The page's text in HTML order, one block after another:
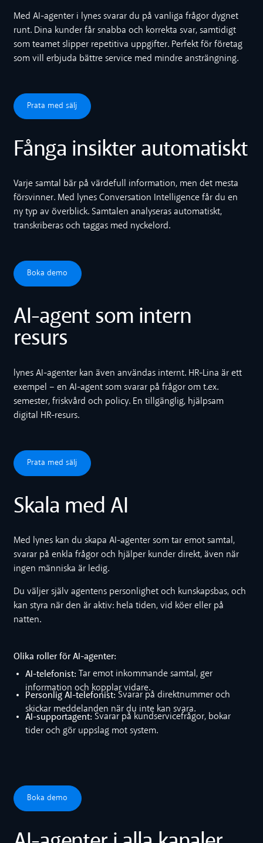
Med AI-agenter i lynes svarar du på vanliga frågor dygnet
runt. Dina kunder får snabba och korrekta svar, samtidigt
som teamet slipper repetitiva uppgifter. Perfekt för företag
som vill erbjuda bättre service med mindre ansträngning.
Prata med sälj
Prata med sälj
Fånga insikter automatiskt
Varje samtal bär på värdefull information, men det mesta
försvinner. Med lynes Conversation Intelligence får du en
ny typ av överblick. Samtalen analyseras automatiskt,
transkriberas och taggas med nyckelord.
Boka demo
Boka demo
AI-agent som intern
resurs
lynes AI-agenter kan även användas internt. HR-Lina är ett
exempel – en AI-agent som svarar på frågor om t.ex.
semester, friskvård och policy. En tillgänglig, hjälpsam
digital HR-resurs.
Prata med sälj
Prata med sälj
Skala med AI
Med lynes kan du skapa AI-agenter som tar emot samtal,
svarar på enkla frågor och hjälper kunder direkt, även när
ingen människa är ledig.
Du väljer själv agentens personlighet och kunskapsbas, och
kan styra när den är aktiv: hela tiden, vid köer eller på
natten.
Olika roller för AI-agenter:
AI-telefonist: Tar emot inkommande samtal, ger
information och kopplar vidare.
Personlig AI-telefonist: Svarar på direktnummer och
skickar meddelanden när du inte kan svara.
AI-supportagent: Svarar på kundservicefrågor, bokar
tider och gör uppslag mot system.
Boka demo
Boka demo